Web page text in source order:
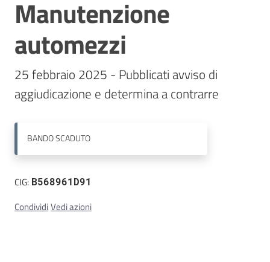
Stazioni
appaltanti
Contatti
Salta al contenuto
Manutenzione
automezzi
25 febbraio 2025 - Pubblicati avviso di
aggiudicazione e determina a contrarre
BANDOSCADUTO
CIG: B568961D91
CondividiVedi azioni